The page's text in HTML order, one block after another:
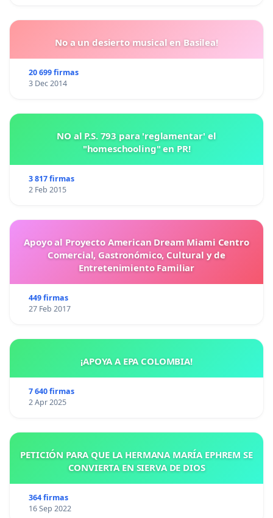
No a un desierto musical en Basilea!
20 699 firmas
3 Dec 2014
NO al P.S. 793 para 'reglamentar' el
"homeschooling" en PR!
3 817 firmas
2 Feb 2015
Apoyo al Proyecto American Dream Miami Centro
Comercial, Gastronómico, Cultural y de
Entretenimiento Familiar
449 firmas
27 Feb 2017
¡APOYA A EPA COLOMBIA!
7 640 firmas
2 Apr 2025
PETICIÓN PARA QUE LA HERMANA MARÍA EPHREM SE
CONVIERTA EN SIERVA DE DIOS
364 firmas
16 Sep 2022